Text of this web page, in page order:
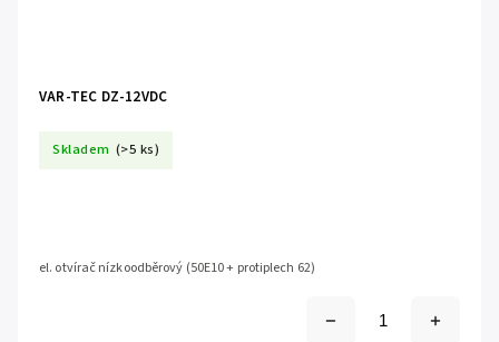
VAR-TEC DZ-12VDC
Skladem (>5 ks)
el. otvírač nízkoodběrový (50E10 + protiplech 62)